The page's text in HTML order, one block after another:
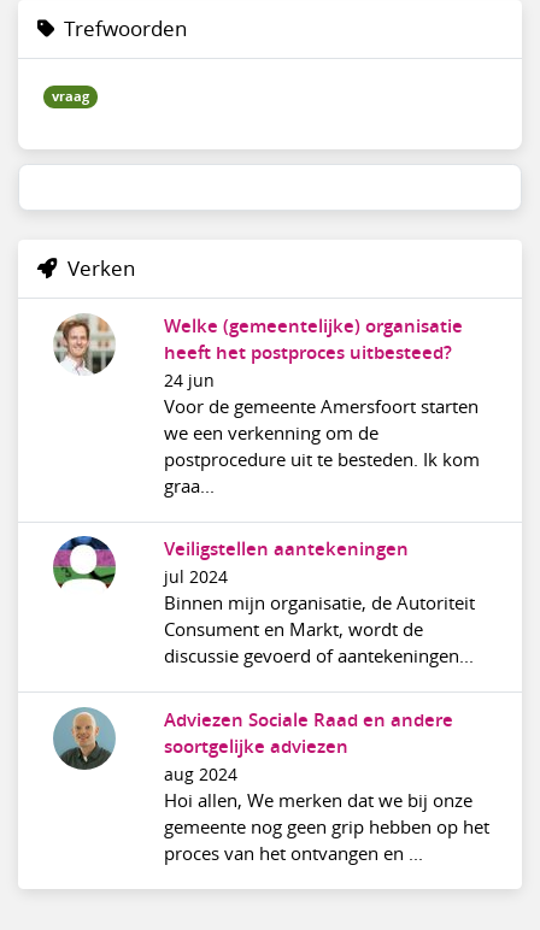
Trefwoorden
vraag
Verken
Welke (gemeentelijke) organisatie
heeft het postproces uitbesteed?
24 jun
Voor de gemeente Amersfoort starten
we een verkenning om de
postprocedure uit te besteden. Ik kom
graa...
Veiligstellen aantekeningen
jul 2024
Binnen mijn organisatie, de Autoriteit
Consument en Markt, wordt de
discussie gevoerd of aantekeningen...
Adviezen Sociale Raad en andere
soortgelijke adviezen
aug 2024
Hoi allen, We merken dat we bij onze
gemeente nog geen grip hebben op het
proces van het ontvangen en ...